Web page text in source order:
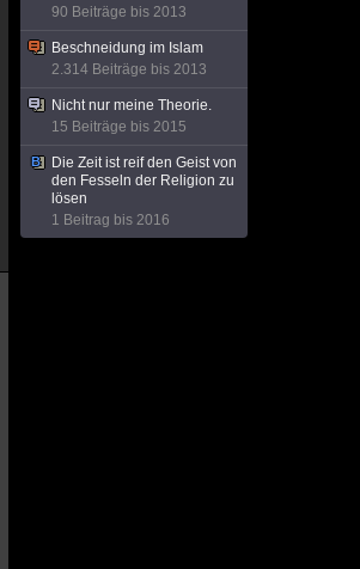
90 Beiträge bis 2013
Beschneidung im Islam
2.314 Beiträge bis 2013
Nicht nur meine Theorie.
15 Beiträge bis 2015
Die Zeit ist reif den Geist von
den Fesseln der Religion zu
lösen
1 Beitrag bis 2016